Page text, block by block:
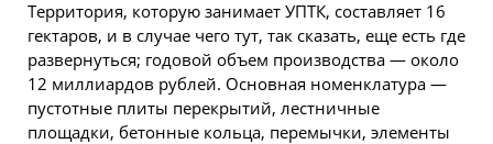
Территория, которую занимает УПТК, составляет 16
гектаров, и в случае чего тут, так сказать, еще есть где
развернуться; годовой объем производства — около
12 миллиардов рублей. Основная номенклатура —
пустотные плиты перекрытий, лестничные
площадки, бетонные кольца, перемычки, элементы